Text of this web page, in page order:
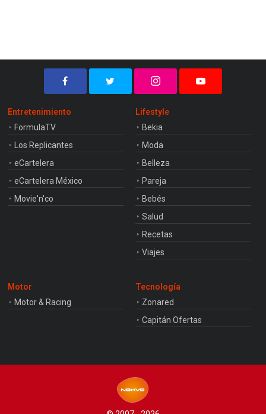
Entretenimiento
FormulaTV
Los Replicantes
eCartelera
eCartelera México
Movie'n'co
Lifestyle
Bekia
Moda
Belleza
Pareja
Bebés
Salud
Recetas
Viajes
Motor
Motor & Racing
Tecnología
Zonared
Capitán Ofertas